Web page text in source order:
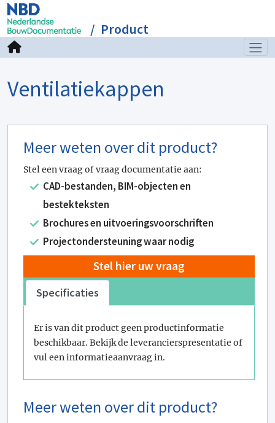
Product
Ventilatiekappen
Meer weten over dit product?
Stel een vraag of vraag documentatie aan:
CAD-bestanden, BIM-objecten en
bestekteksten
Brochures en uitvoeringsvoorschriften
Projectondersteuning waar nodig
Stel hier uw vraag
Specificaties
Er is van dit product geen productinformatie
beschikbaar. Bekijk de leverancierspresentatie of
vul een informatieaanvraag in.
Meer weten over dit product?